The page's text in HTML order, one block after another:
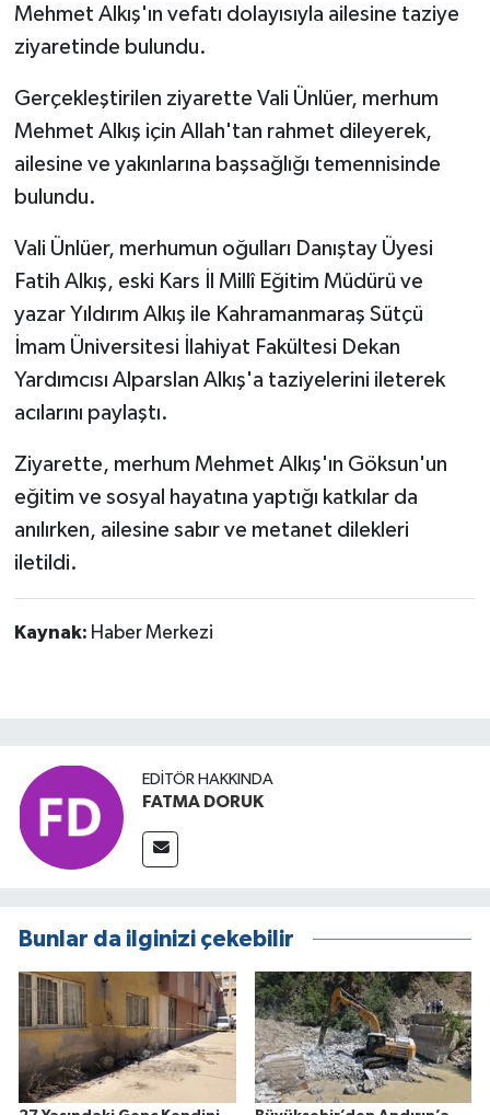
Mehmet Alkış'ın vefatı dolayısıyla ailesine taziye
ziyaretinde bulundu.
Gerçekleştirilen ziyarette Vali Ünlüer, merhum
Mehmet Alkış için Allah'tan rahmet dileyerek,
ailesine ve yakınlarına başsağlığı temennisinde
bulundu.
Vali Ünlüer, merhumun oğulları Danıştay Üyesi
Fatih Alkış, eski Kars İl Millî Eğitim Müdürü ve
yazar Yıldırım Alkış ile Kahramanmaraş Sütçü
İmam Üniversitesi İlahiyat Fakültesi Dekan
Yardımcısı Alparslan Alkış'a taziyelerini ileterek
acılarını paylaştı.
Ziyarette, merhum Mehmet Alkış'ın Göksun'un
eğitim ve sosyal hayatına yaptığı katkılar da
anılırken, ailesine sabır ve metanet dilekleri
iletildi.
Kaynak: Haber Merkezi
EDITÖR HAKKINDA
FATMA DORUK
Bunlar da ilginizi çekebilir